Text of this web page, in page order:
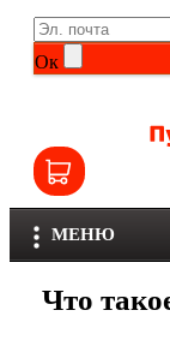
Ок
МЕНЮ
Общие комплексы
Витамины группы
Витамины для
Железо
Life Extension
NOW
Olimp
Optimum Nutrition
Orzax
Что